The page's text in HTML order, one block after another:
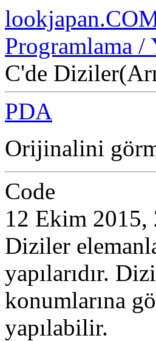
Programlama /
C'de
PDA
Orijinalini
Code
12 Ekim 2015,
Diziler
yapılarıdır.
konumlarına
yapılabilir.